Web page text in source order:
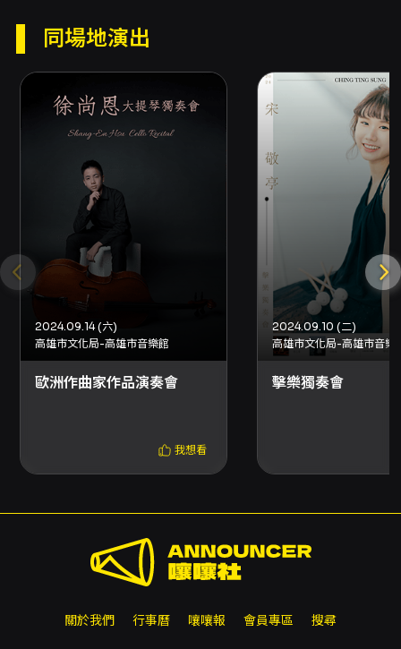
同場地演出
2024.09.14 (六)
高雄市文化局-高雄市音樂館
歐洲作曲家作品演奏會
我想看
2024.09.10 (二)
高雄市文化局-高雄市音樂
擊樂獨奏會
關於我們 行事曆 嚷嚷報 會員專區 搜尋